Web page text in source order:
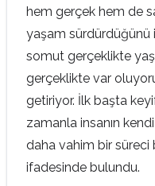
hem gerçek hem de
yaşam sürdürdüğünü
somut gerçeklikte
gerçeklikte var
getiriyor. İlk başta
zamanla insanın
daha vahim bir süreci
ifadesinde bulundu.